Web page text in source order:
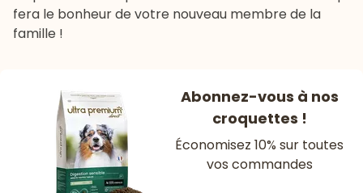
fera le bonheur de votre nouveau membre de la
famille !
Abonnez-vous à nos
croquettes !
Économisez 10% sur toutes
vos commandes